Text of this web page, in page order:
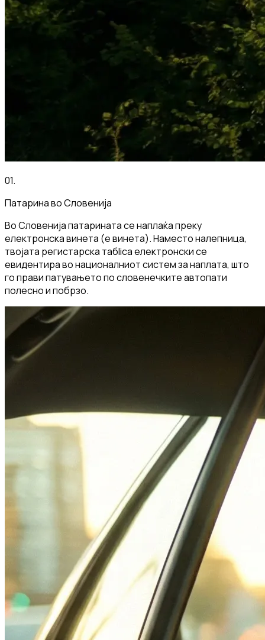
01.
Патарина во Словенија
Во Словенија патарината се наплаќа преку
електронска винета (e винета). Наместо налепница,
твојата регистарска табlica електронски се
евидентира во националниот систем за наплата, што
го прави патувањето по словенечките автопати
полесно и побрзо.